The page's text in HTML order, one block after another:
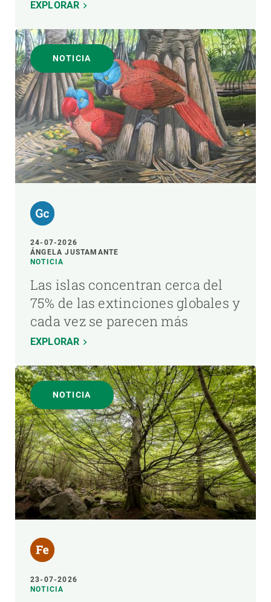
EXPLORAR
NOTICIA
24-07-2026
ÁNGELA JUSTAMANTE
NOTICIA
Las islas concentran cerca del
75% de las extinciones globales y
cada vez se parecen más
EXPLORAR
NOTICIA
23-07-2026
NOTICIA